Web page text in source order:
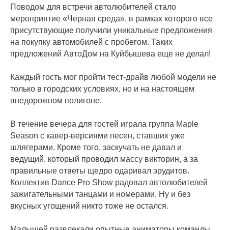
Поводом для встречи автолюбителей стало
мероприятие «Черная среда», в рамках которого все
присутствующие получили уникальные предложения
на покупку автомобилей с пробегом. Таких
предложений АвтоДом на Куйбышева еще не делал!
Каждый гость мог пройти тест-драйв любой модели не
только в городских условиях, но и на настоящем
внедорожном полигоне.
В течение вечера для гостей играла группа Maple
Season с кавер-версиями песен, ставших уже
шлягерами. Кроме того, заскучать не давал и
ведущий, который проводил массу викторин, а за
правильные ответы щедро одаривал эрудитов.
Коллектив Dance Pro Show радовал автолюбителей
зажигательными танцами и номерами. Ну и без
вкусных угощений никто тоже не остался.